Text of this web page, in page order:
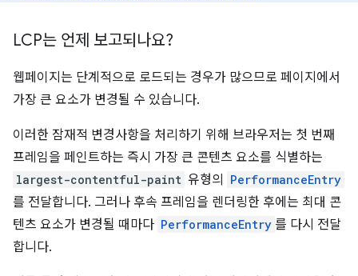
LCP는 언제 보고되나요?
웹페이지는 단계적으로 로드되는 경우가 많으므로 페이지에서
가장 큰 요소가 변경될 수 있습니다.
이러한 잠재적 변경사항을 처리하기 위해 브라우저는 첫 번째
프레임을 페인트하는 즉시 가장 큰 콘텐츠 요소를 식별하는
largest-contentful-paint 유형의 PerformanceEntry
를 전달합니다. 그러나 후속 프레임을 렌더링한 후에는 최대 콘
텐츠 요소가 변경될 때마다 PerformanceEntry 를 다시 전달
합니다.